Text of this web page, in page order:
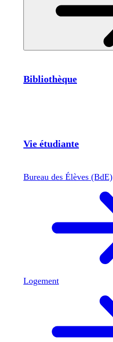
Bibliothèque
Vie étudiante
Bureau des Élèves (BdE)
Logement